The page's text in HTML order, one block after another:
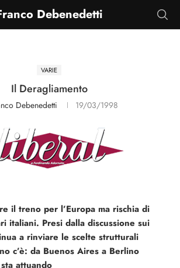
Debenedetti
VARIE
Il Deragliamento
Debenedetti 19/03/1998
il treno per l’Europa ma rischia di
italiani. Presi dalla discussione sui
a rinviare le scelte strutturali
c’è: da Buenos Aires a Berlino
attuando